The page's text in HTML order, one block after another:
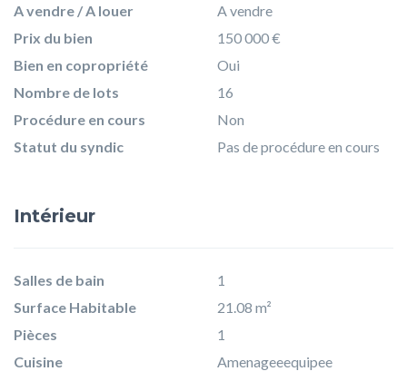
A vendre / A louer
A vendre
Prix du bien
150 000 €
Bien en copropriété
Oui
Nombre de lots
16
Procédure en cours
Non
Statut du syndic
Pas de procédure en cours
Intérieur
Salles de bain
1
Surface Habitable
21.08 m²
Pièces
1
Cuisine
Amenageeequipee